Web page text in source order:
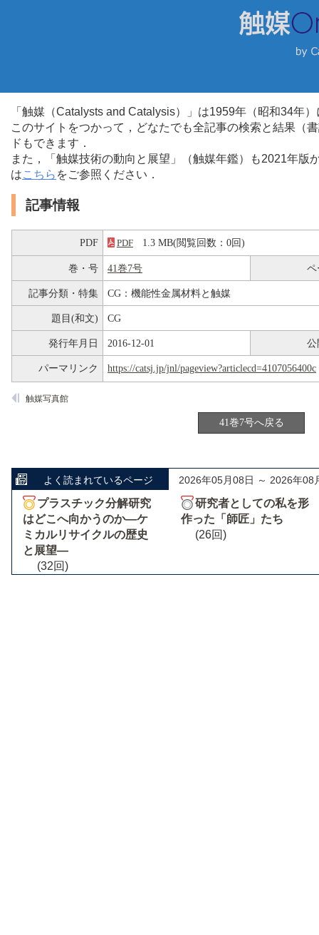
「触媒（Catalysts and Catalysis）」は1959年（昭和34年
このサイトをつかって，どなたでも全記事の検索と結果（
ドもできます．
また，「触媒技術の動向と展望」（触媒年鑑）も2021年
はこちら をご参照ください．
記事情報
PDF PDF 1.3 MB(閲覧回数：0回)
巻・号 41巻7号 ペ
記事分類・特集 CG：機能性金属材料と触媒
題目(和文) CG
発行年月日 2016-12-01 公
パーマリンク https://catsj.jp/jnl/pageview?articlecd=4107056400c
触媒写真館
41巻7号へ戻る
よく読まれているページ 2026年05月08日 ～ 2026年08
プラスチック分解研究
はどこへ向かうのか―ケ
ミカルリサイクルの歴史
と展望―
(32回)
研究者としての私を形
作った「師匠」たち
(26回)